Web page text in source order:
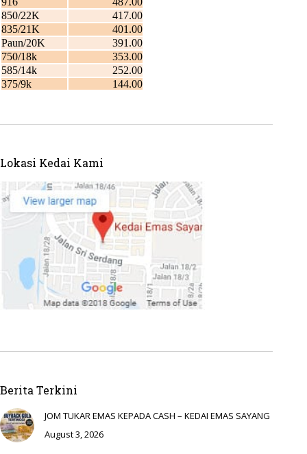
Lokasi Kedai Kami
Berita Terkini
JOM TUKAR EMAS KEPADA CASH – KEDAI EMAS SAYANG
August 3, 2026